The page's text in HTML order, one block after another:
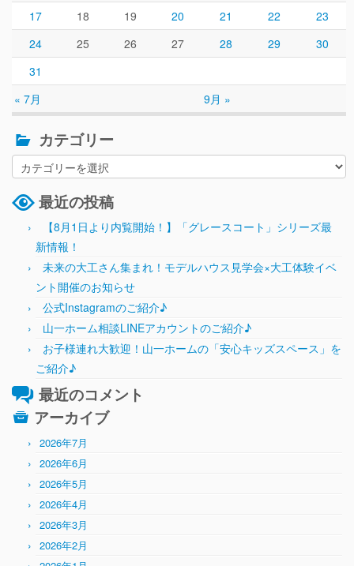
« 7月 9月 »
17
18 19 20 21 22
23
24
25 26 27 28 29
30
31
カテゴリー
最近の投稿
【8月1日より内覧開始！】「グレースコート」シリーズ最
新情報！
未来の大工さん集まれ！モデルハウス見学会×大工体験イベ
ント開催のお知らせ
公式Instagramのご紹介♪
山一ホーム相談LINEアカウントのご紹介♪
お子様連れ大歓迎！山一ホームの「安心キッズスペース」を
ご紹介♪
最近のコメント
アーカイブ
2026年7月
2026年6月
2026年5月
2026年4月
2026年3月
2026年2月